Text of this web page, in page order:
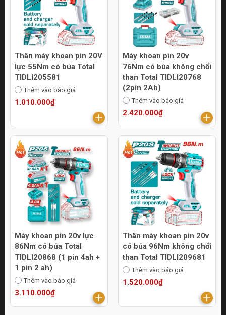
Thân máy khoan pin 20V
lực 55Nm có búa Total
TIDLI205581
Thêm vào báo giá
1.010.000₫
Máy khoan pin 20v
76Nm có búa không chổi
than Total TIDLI20768
(2pin 2Ah)
Thêm vào báo giá
2.420.000₫
Máy khoan pin 20v lực
86Nm có búa Total
TIDLI20868 (1 pin 4ah +
1 pin 2 ah)
Thêm vào báo giá
3.110.000₫
Thân máy khoan pin 20v
có búa 96Nm không chổi
than Total TIDLI209681
Thêm vào báo giá
1.520.000₫